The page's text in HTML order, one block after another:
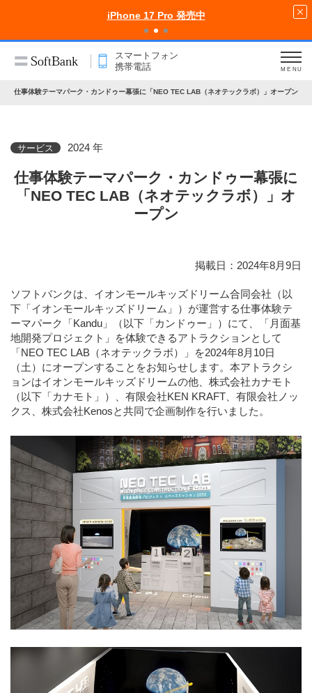
iPhone 17 Pro 発売中
スマートフォン
携帯電話
MENU
仕事体験テーマパーク・カンドゥー幕張に「NEO TEC LAB（ネオテックラボ）」オープン
サービス 2024 年
仕事体験テーマパーク・カンドゥー幕張に
「NEO TEC LAB（ネオテックラボ）」オ
ープン
掲載日：2024年8月9日
ソフトバンクは、イオンモールキッズドリーム合同会社（以
下「イオンモールキッズドリーム」）が運営する仕事体験テ
ーマパーク「Kandu」（以下「カンドゥー」）にて、「月面基
地開発プロジェクト」を体験できるアトラクションとして
「NEO TEC LAB（ネオテックラボ）」を2024年8月10日
（土）にオープンすることをお知らせします。本アトラクシ
ョンはイオンモールキッズドリームの他、株式会社カナモト
（以下「カナモト」）、有限会社KEN KRAFT、有限会社ノッ
クス、株式会社Kenosと共同で企画制作を行いました。